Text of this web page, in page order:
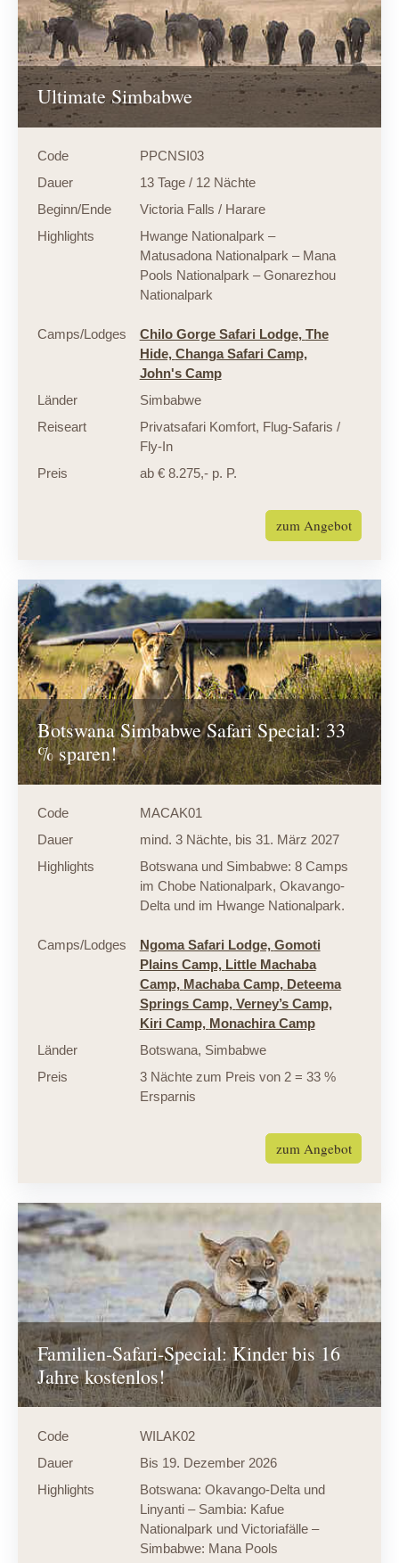
Ultimate Simbabwe
Code
PPCNSI03
Dauer
13 Tage / 12 Nächte
Beginn/Ende
Victoria Falls / Harare
Highlights
Hwange Nationalpark –
Matusadona Nationalpark – Mana
Pools Nationalpark – Gonarezhou
Nationalpark
Camps/Lodges Chilo Gorge Safari Lodge, The
Hide, Changa Safari Camp,
John's Camp
Länder
Simbabwe
Reiseart
Privatsafari Komfort, Flug-Safaris /
Fly-In
Preis
ab € 8.275,- p. P.
zum Angebot
Botswana Simbabwe Safari Special: 33
% sparen!
Code
MACAK01
Dauer
mind. 3 Nächte, bis 31. März 2027
Highlights
Botswana und Simbabwe: 8 Camps
im Chobe Nationalpark, Okavango-
Delta und im Hwange Nationalpark.
Camps/Lodges Ngoma Safari Lodge, Gomoti
Plains Camp, Little Machaba
Camp, Machaba Camp, Deteema
Springs Camp, Verney’s Camp,
Kiri Camp, Monachira Camp
Länder
Botswana, Simbabwe
Preis
3 Nächte zum Preis von 2 = 33 %
Ersparnis
zum Angebot
Familien-Safari-Special: Kinder bis 16
Jahre kostenlos!
Code
WILAK02
Dauer
Bis 19. Dezember 2026
Highlights
Botswana: Okavango-Delta und
Linyanti – Sambia: Kafue
Nationalpark und Victoriafälle –
Simbabwe: Mana Pools